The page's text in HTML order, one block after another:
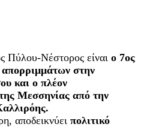
Πύλου-Νέστορος είναι ο 7ος
στην
και ο πλέον
Μεσσηνίας από την
αποδεικνύει πολιτικό